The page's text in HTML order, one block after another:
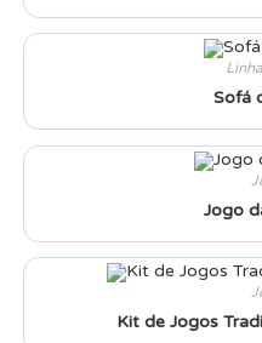
Sofá
Jogo
Kit de Jogos